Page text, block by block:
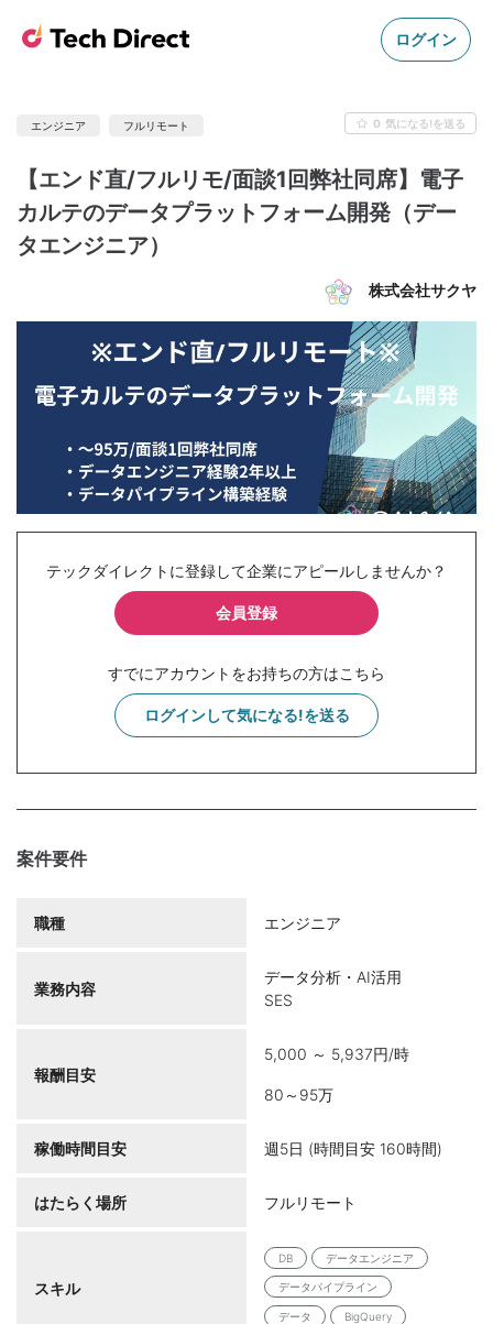
ログイン
エンジニア フルリモート 0 気になる!を送る
【エンド直/フルリモ/面談1回弊社同席】電子
カルテのデータプラットフォーム開発（デー
タエンジニア）
株式会社サクヤ
テックダイレクトに登録して企業にアピールしませんか？
会員登録
すでにアカウントをお持ちの方はこちら
ログインして気になる!を送る
案件要件
職種 エンジニア
業務内容
データ分析・AI活用
SES
報酬目安
5,000 ～ 5,937円/時
80～95万
稼働時間目安 週5日 (時間目安 160時間)
はたらく場所 フルリモート
スキル
DB データエンジニア
データパイプライン
データ BigQuery